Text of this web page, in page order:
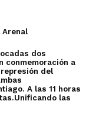
dos
conmemoración a
del
A las 11 horas
las